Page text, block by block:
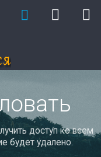
доступ ко всем
будет удалено.